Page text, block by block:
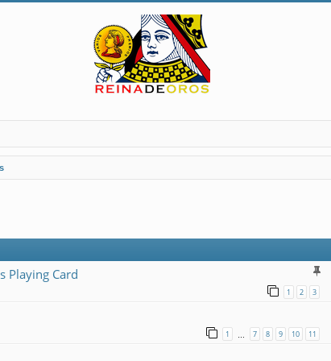
Playing Card
1 2 3
1 … 7 8 9 10 11